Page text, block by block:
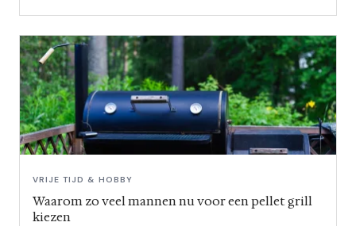
VRIJE TIJD & HOBBY
Waarom zo veel mannen nu voor een pellet grill
kiezen